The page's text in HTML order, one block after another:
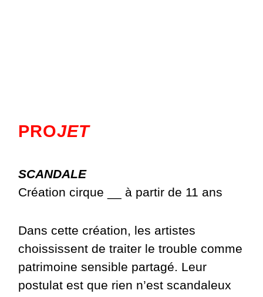
PROJET
SCANDALE
Création cirque __ à partir de 11 ans
Dans cette création, les artistes
choississent de traiter le trouble comme
patrimoine sensible partagé. Leur
postulat est que rien n’est scandaleux